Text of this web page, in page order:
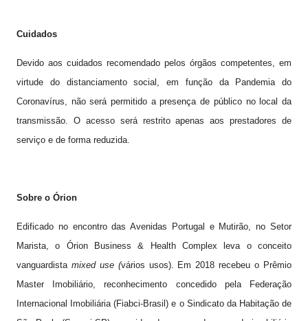
Cuidados
Devido aos cuidados recomendado pelos órgãos competentes, em
virtude do distanciamento social, em função da Pandemia do
Coronavírus, não será permitido a presença de público no local da
transmissão. O acesso será restrito apenas aos prestadores de
serviço e de forma reduzida.
Sobre o Órion
Edificado no encontro das Avenidas Portugal e Mutirão, no Setor
Marista, o Órion Business & Health Complex leva o conceito
vanguardista mixed use (vários usos). Em 2018 recebeu o Prêmio
Master Imobiliário, reconhecimento concedido pela Federação
Internacional Imobiliária (Fiabci-Brasil) e o Sindicato da Habitação de